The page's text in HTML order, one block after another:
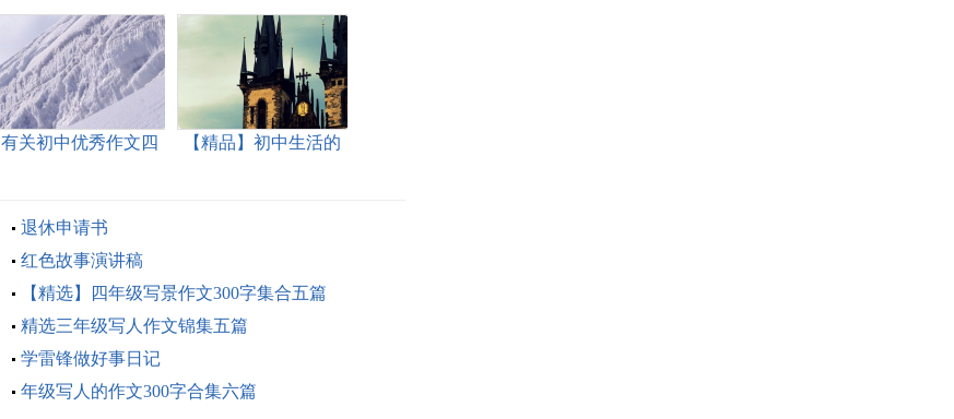
有关初中优秀作文四
【精品】初中生活的
退休申请书
红色故事演讲稿
【精选】四年级写景作文300字集合五篇
精选三年级写人作文锦集五篇
学雷锋做好事日记
年级写人的作文300字合集六篇